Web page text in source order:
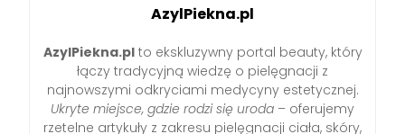
AzylPiekna.pl
AzylPiekna.plto ekskluzywny portal beauty, który
łączy tradycyjną wiedzę o pielęgnacji z
najnowszymi odkryciami medycyny estetycznej.
Ukryte miejsce, gdzie rodzi się uroda – oferujemy
rzetelne artykuły z zakresu pielęgnacji ciała, skóry,